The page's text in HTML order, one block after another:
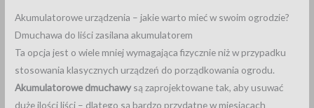
Akumulatorowe urządzenia – jakie warto mieć w swoim ogrodzie?
Dmuchawa do liści zasilana akumulatorem
Ta opcja jest o wiele mniej wymagająca fizycznie niż w przypadku
stosowania klasycznych urządzeń do porządkowania ogrodu.
Akumulatorowe dmuchawysą zaprojektowane tak, aby usuwać
duże ilości liści – dlatego są bardzo przydatne w miesiącach